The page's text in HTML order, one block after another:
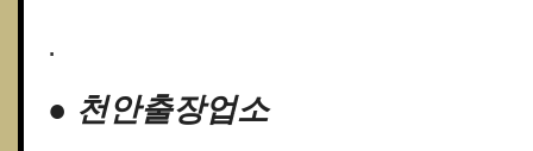
.
● 천안출장업소